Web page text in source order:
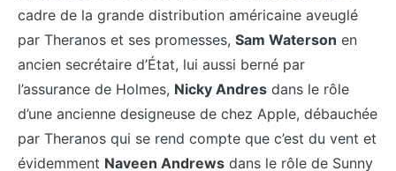
cadre de la grande distribution américaine aveuglé
par Theranos et ses promesses, Sam Waterson en
ancien secrétaire d’État, lui aussi berné par
l’assurance de Holmes, Nicky Andres dans le rôle
d’une ancienne designeuse de chez Apple, débauchée
par Theranos qui se rend compte que c’est du vent et
évidemment Naveen Andrews dans le rôle de Sunny